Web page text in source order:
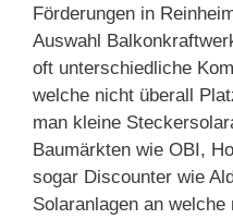
Förderungen in
Auswahl
oft unterschiedliche
welche nicht überall
man kleine
Baumärkten wie OBI,
sogar Discounter wie
Solaranlagen an